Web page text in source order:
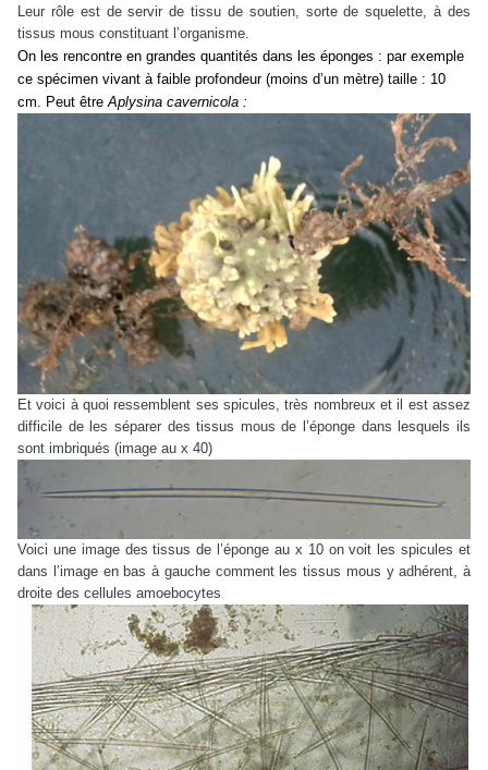
Leur rôle est de servir de tissu de soutien, sorte de squelette, à des
tissus mous constituant l’organisme.
On les rencontre en grandes quantités dans les éponges : par exemple
ce spécimen vivant à faible profondeur (moins d’un mètre) taille : 10
cm. Peut êtreAplysina cavernicola :
Et voici à quoi ressemblent ses spicules, très nombreux et il est assez
difficile de les séparer des tissus mous de l’éponge dans lesquels ils
sont imbriqués (image au x 40)
Voici une image des tissus de l’éponge au x 10 on voit les spicules et
dans l’image en bas à gauche comment les tissus mous y adhérent, à
droite des cellules amoebocytes